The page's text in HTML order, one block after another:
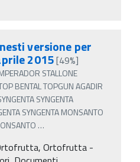
versione per
2015[49%]
STALLONE
BENTAL TOPGUN AGADIR
SYNGENTA
SYNGENTA MONSANTO
…
Ortofrutta -